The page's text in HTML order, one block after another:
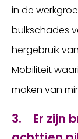
in de
bulkschades
hergebruik
Mobiliteit
maken van
3. Er zijn